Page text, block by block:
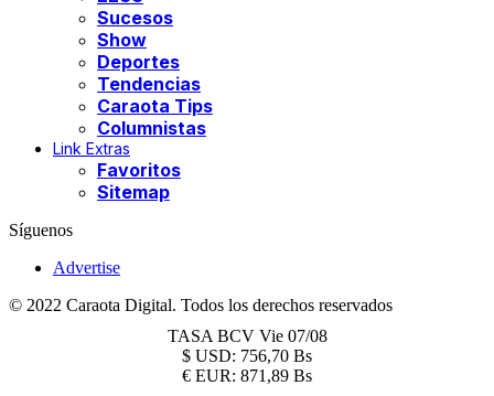
Sucesos
Show
Deportes
Tendencias
Caraota Tips
Columnistas
Link Extras
Favoritos
Sitemap
Síguenos
Advertise
© 2022 Caraota Digital. Todos los derechos reservados
TASA BCV Vie 07/08
$ USD: 756,70 Bs
€ EUR: 871,89 Bs